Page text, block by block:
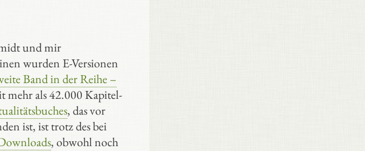
und mir
wurden E-Versionen
Band in der Reihe –
mehr als 42.000 Kapitel-
, das vor
ist, ist trotz des bei
, obwohl noch